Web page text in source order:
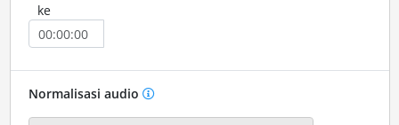
ke
Normalisasi audio